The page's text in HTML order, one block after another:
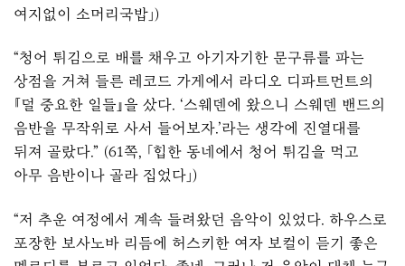
여지없이 소머리국밥」)
“청어 튀김으로 배를 채우고 아기자기한 문구류를 파는
상점을 거쳐 들른 레코드 가게에서 라디오 디파트먼트의
『덜 중요한 일들』을 샀다. ‘스웨덴에 왔으니 스웨덴 밴드의
음반을 무작위로 사서 들어보자.’라는 생각에 진열대를
뒤져 골랐다.” (61쪽, 「힙한 동네에서 청어 튀김을 먹고
아무 음반이나 골라 집었다」)
“저 추운 여정에서 계속 들려왔던 음악이 있었다. 하우스로
포장한 보사노바 리듬에 허스키한 여자 보컬이 듣기 좋은